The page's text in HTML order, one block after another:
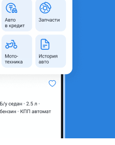
Алматы, Алматинская
область
Б/y
Оригинал
Да